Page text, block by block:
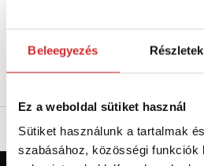
Beleegyezés Részletek
Ez a weboldal sütiket használ
Sütiket használunk a tartalmak
szabásához, közösségi funkciók
Nincs készleten